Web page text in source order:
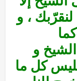
، و
و
كل ما